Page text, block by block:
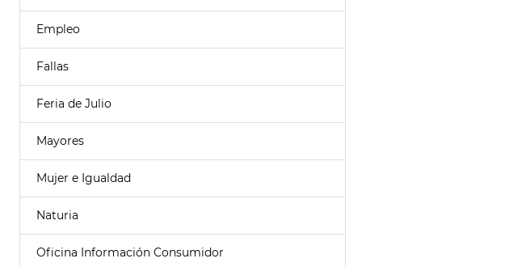
Empleo
Fallas
Feria de Julio
Mayores
Mujer e Igualdad
Naturia
Oficina Información Consumidor